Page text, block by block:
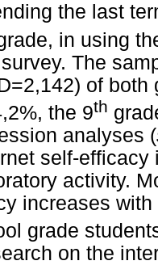
the last
in using
The
of
the 9th
analyses (
self-
activity.
increases
grade
on the